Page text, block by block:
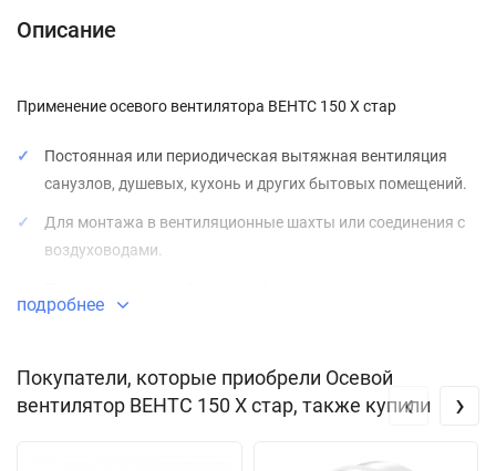
Описание
Применение осевого вентилятора ВЕНТС 150 X стар
Постоянная или периодическая вытяжная вентиляция
санузлов, душевых, кухонь и других бытовых помещений.
Для монтажа в вентиляционные шахты или соединения с
воздуховодами.
на небольшие расстояния при малом сопротивлении
Для монтажа с воздуховодами100, 125 и 150 мм.
Конструкция осевого вентилятора ВЕНТС 150 X стар
подробнее
Покупатели, которые приобрели Осевой
вентилятор ВЕНТС 150 Х стар, также купили
‹ ›